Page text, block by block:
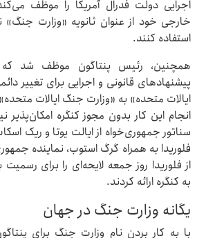
اجرایی دولت فدرال آمریکا را موظف
خارجی خود از عنوان ثانویه «وزارت جنگ»
استفاده کنند.
همچنین، رئیس پنتاگون موظف شد که
پیشنهادهای قانونی و اجرایی برای تغییر
ایالات متحده» به «وزارت جنگ ایالات متحده»
انجام این کار بدون مجوز کنگره
سناتور جمهوری‌خواه از ایالت یوتا و ریک
فلوریدا به همراه گرگ استوب، نماینده
از فلوریدا روز جمعه لایحه‌ای را برای
به کنگره ارائه کردند.
یگانه وزارت جنگ در جهان
با به کار بردن نام وزارت جنگ برای